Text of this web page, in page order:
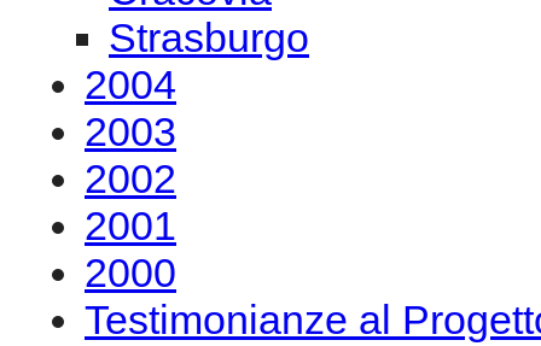
Strasburgo
2004
2003
2002
2001
2000
Testimonianze al